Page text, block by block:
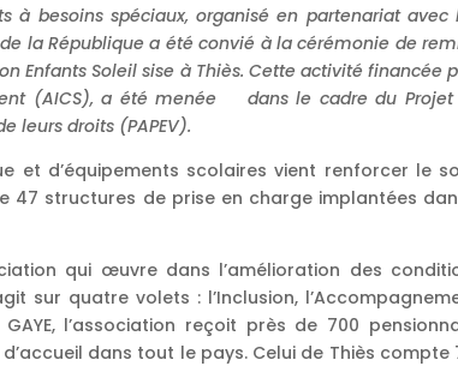
à besoins spéciaux, organisé en partenariat avec
la République a été convié à la cérémonie de
Enfants Soleil sise à Thiès. Cette activité financée
(AICS), a été menée dans le cadre du
leurs droits (PAPEV).
et d’équipements scolaires vient renforcer le
47 structures de prise en charge implantées
qui œuvre dans l’amélioration des
sur quatre volets : l’Inclusion,
l’association reçoit près de 700
dans tout le pays. Celui de Thiès